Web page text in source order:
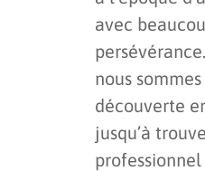
avec
nous
découverte
jusqu’à
professionnel